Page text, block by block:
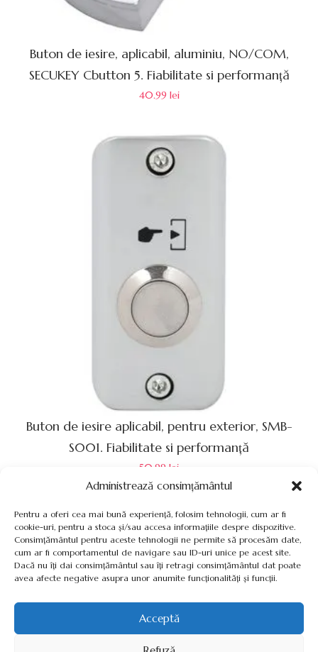
Administrează consimțământul
Pentru a oferi cea mai bună experiență, folosim tehnologii, cum ar fi
cookie-uri, pentru a stoca și/sau accesa informațiile despre dispozitive.
Consimțământul pentru aceste tehnologii ne permite să procesăm date,
cum ar fi comportamentul de navigare sau ID-uri unice pe acest site.
Dacă nu îți dai consimțământul sau îți retragi consimțământul dat poate
avea afecte negative asupra unor anumite funcționalități și funcții.
Acceptă
Buton de iesire, aplicabil, aluminiu, NO/COM,
SECUKEY Cbutton 5. Fiabilitate si performanță
40.99 lei
Buton de iesire aplicabil, pentru exterior, SMB-
S001. Fiabilitate si performanță
50.99 lei
Termeni, Condiții & Protecția Datelor (GDPR)